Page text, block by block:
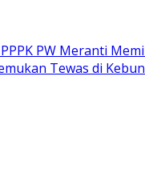
PW Meranti
Tewas di